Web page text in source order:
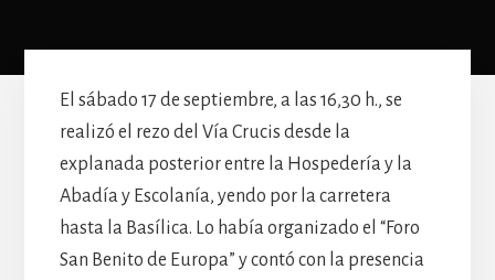
El sábado 17 de septiembre, a las 16,30 h., se
realizó el rezo del Vía Crucis desde la
explanada posterior entre la Hospedería y la
Abadía y Escolanía, yendo por la carretera
hasta la Basílica. Lo había organizado el “Foro
San Benito de Europa” y contó con la presencia